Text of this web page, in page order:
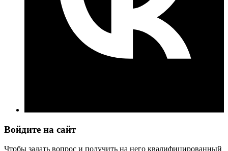
Войдите на сайт
Чтобы задать вопрос и получить на него квалифицированный